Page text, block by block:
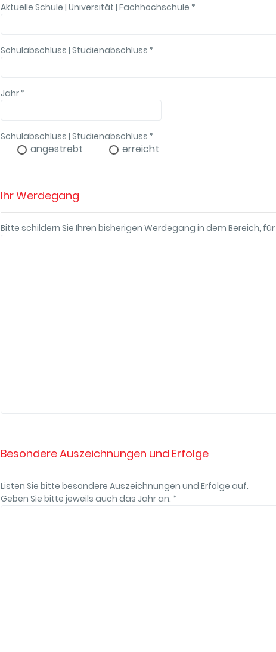
Aktuelle Schule | Universität | Fachhochschule *
Schulabschluss | Studienabschluss *
Jahr *
Schulabschluss | Studienabschluss *
angestrebt erreicht
Ihr Werdegang
Bitte schildern Sie Ihren bisherigen Werdegang in dem Bereich,
Besondere Auszeichnungen und Erfolge
Listen Sie bitte besondere Auszeichnungen und Erfolge auf.
Geben Sie bitte jeweils auch das Jahr an. *